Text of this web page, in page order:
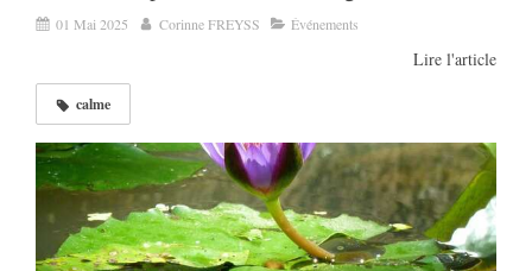
01 Mai 2025 Corinne FREYSS Événements
Lire l'article
calme